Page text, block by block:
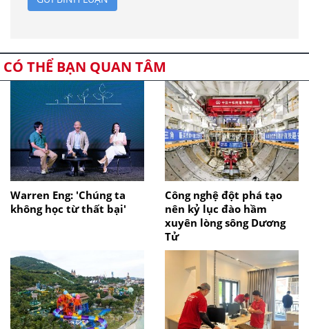
CÓ THỂ BẠN QUAN TÂM
Warren Eng: 'Chúng ta
không học từ thất bại'
Công nghệ đột phá tạo
nên kỷ lục đào hầm
xuyên lòng sông Dương
Tử